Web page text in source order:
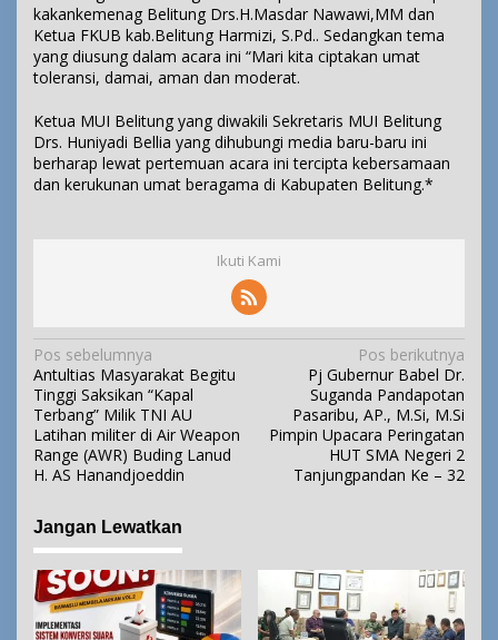
kakankemenag Belitung Drs.H.Masdar Nawawi,MM dan
Ketua FKUB kab.Belitung Harmizi, S.Pd.. Sedangkan tema
yang diusung dalam acara ini “Mari kita ciptakan umat
toleransi, damai, aman dan moderat.
Ketua MUI Belitung yang diwakili Sekretaris MUI Belitung
Drs. Huniyadi Bellia yang dihubungi media baru-baru ini
berharap lewat pertemuan acara ini tercipta kebersamaan
dan kerukunan umat beragama di Kabupaten Belitung.*
Ikuti Kami
N
a
v
i
g
s
i
p
o
s
Pos sebelumnya
Antultias Masyarakat Begitu
Tinggi Saksikan “Kapal
Terbang” Milik TNI AU
Latihan militer di Air Weapon
Range (AWR) Buding Lanud
H. AS Hanandjoeddin
Pos berikutnya
Pj Gubernur Babel Dr.
Suganda Pandapotan
Pasaribu, AP., M.Si, M.Si
Pimpin Upacara Peringatan
HUT SMA Negeri 2
Tanjungpandan Ke – 32
Jangan Lewatkan